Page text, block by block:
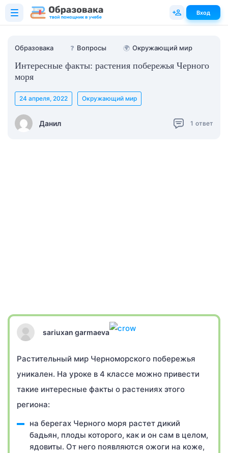
Образовака ❓ Вопросы 🌍 Окружающий мир
Интересные факты: растения побережья Черного
моря
Данил
24 апреля, 2022 Окружающий мир
1 ответ
sariuxan garmaeva
Растительный мир Черноморского побережья
уникален. На уроке в 4 классе можно привести
такие интересные факты о растениях этого
региона:
на берегах Черного моря растет дикий
бадьян, плоды которого, как и он сам в целом,
ядовиты. От него появляются ожоги на коже,
Вход